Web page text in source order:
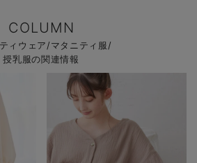
COLUMN
ィウェア/マタニティ服/
授乳服の関連情報